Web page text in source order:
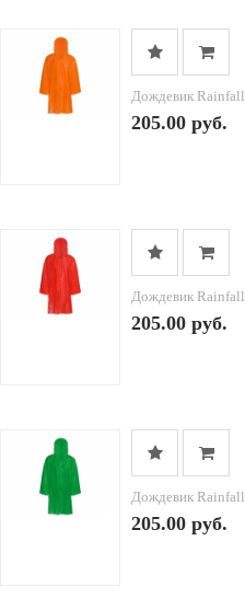
Дождевик Rainfall
205.00 руб.
Дождевик Rainfall
205.00 руб.
Дождевик Rainfall
205.00 руб.